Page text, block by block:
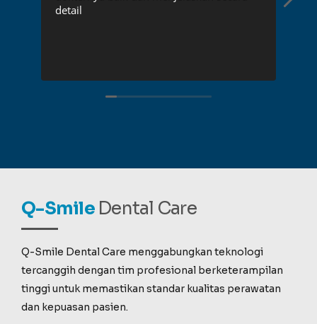
detail
Q-Smile Dental Care
Q-Smile Dental Care menggabungkan teknologi
tercanggih dengan tim profesional berketerampilan
tinggi untuk memastikan standar kualitas perawatan
dan kepuasan pasien.